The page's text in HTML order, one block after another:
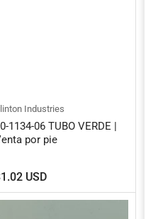
Industries
1134-06 TUBO VERDE |
por pie
USD